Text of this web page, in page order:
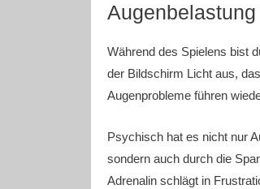
Während des Spielens bist
der Bildschirm Licht aus,
Augenprobleme führen
Psychisch hat es nicht nur
sondern auch durch die
Adrenalin schlägt in